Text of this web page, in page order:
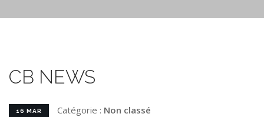
CB NEWS
16 MAR Catégorie : Non classé